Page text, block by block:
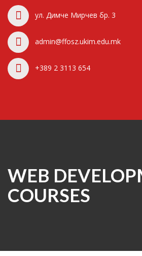
ул. Димче Мирчев бр. 3
admin@ffosz.ukim.edu.mk
+389 2 3113 654
WEB
COURSES